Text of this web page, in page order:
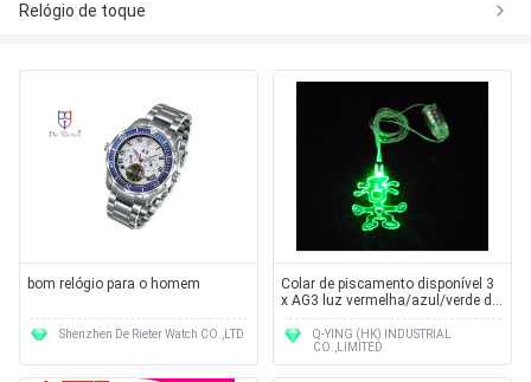
Relógio de toque
bom relógio para o homem
Shenzhen De Rieter Watch CO.,LTD
Colar de piscamento disponível 3
x AG3 luz vermelha/azul/verde do
picosegundo
Q-YING (HK) INDUSTRIAL
CO.,LIMITED